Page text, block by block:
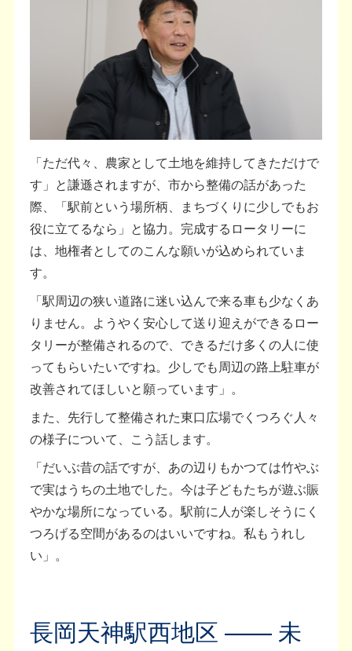
「ただ代々、農家として土地を維持してきただけで
す」と謙遜されますが、市から整備の話があった
際、「駅前という場所柄、まちづくりに少しでもお
役に立てるなら」と協力。完成するロータリーに
は、地権者としてのこんな願いが込められていま
す。
「駅周辺の狭い道路に迷い込んで来る車も少なくあ
りません。ようやく安心して送り迎えができるロー
タリーが整備されるので、できるだけ多くの人に使
ってもらいたいですね。少しでも周辺の路上駐車が
改善されてほしいと願っています」。
また、先行して整備された東口広場でくつろぐ人々
の様子について、こう話します。
「だいぶ昔の話ですが、あの辺りもかつては竹やぶ
で実はうちの土地でした。今は子どもたちが遊ぶ賑
やかな場所になっている。駅前に人が楽しそうにく
つろげる空間があるのはいいですね。私もうれし
い」。
長岡天神駅西地区 —— 未